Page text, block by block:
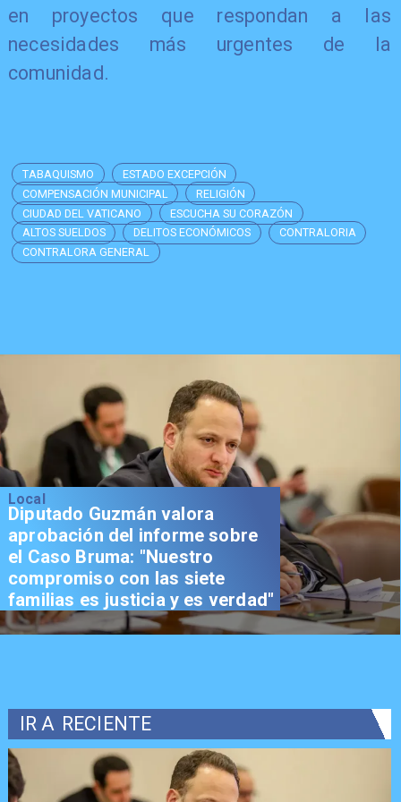
en proyectos que respondan a las
necesidades más urgentes de la
comunidad.
TABAQUISMO
ESTADO EXCEPCIÓN
COMPENSACIÓN MUNICIPAL
RELIGIÓN
CIUDAD DEL VATICANO
ESCUCHA SU CORAZÓN
ALTOS SUELDOS
DELITOS ECONÓMICOS
CONTRALORIA
CONTRALORA GENERAL
Local
Diputado Guzmán valora
aprobación del informe sobre
el Caso Bruma: "Nuestro
compromiso con las siete
familias es justicia y es verdad"
IR A RECIENTE